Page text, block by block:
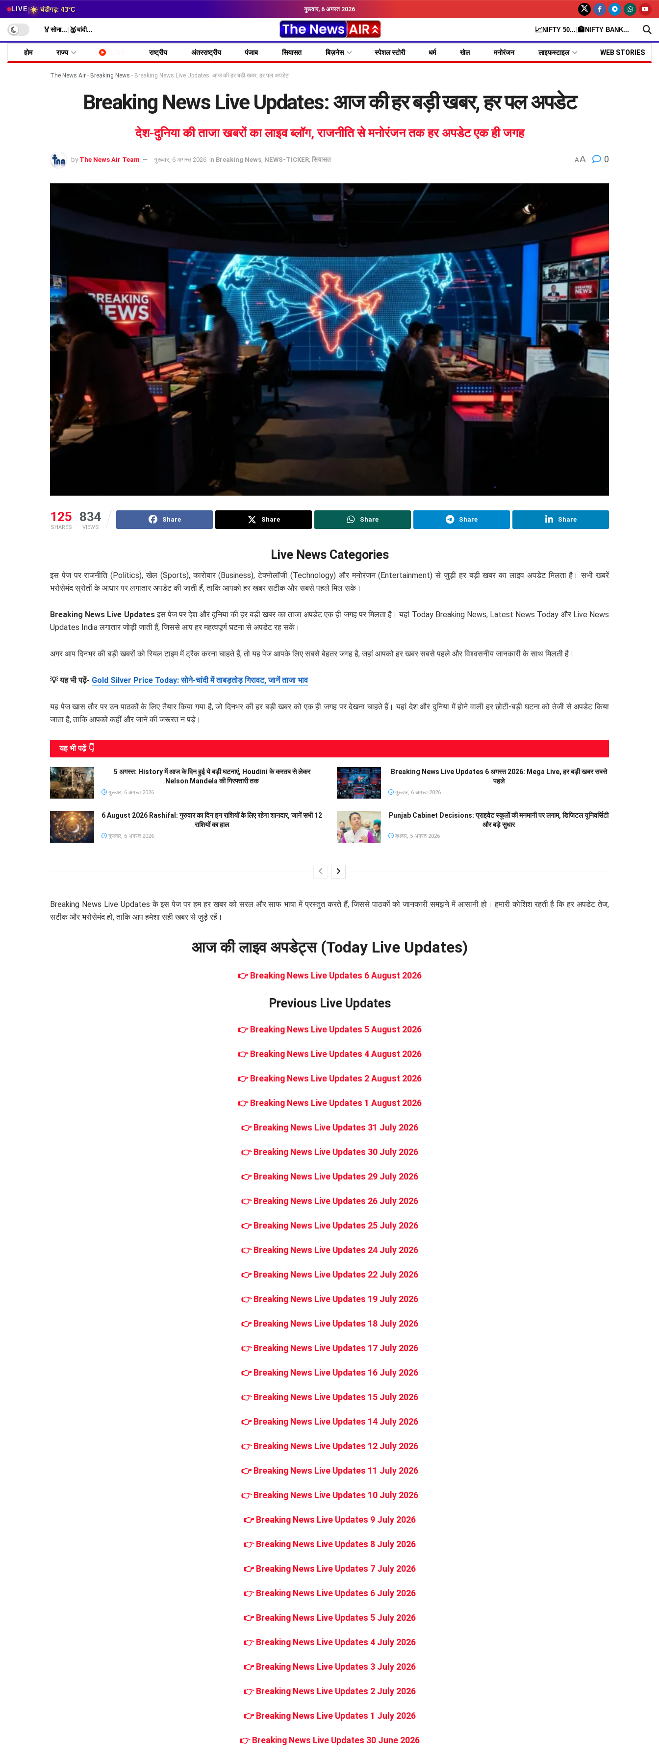
LIVE|☀️ चंडीगढ़: 43°C गुरूवार, 6 अगस्त 2026
🏅सोना... 🥈चांदी... 📈NIFTY 50... 🏦NIFTY BANK...
होम राज्य राष्ट्रीय अंतरराष्ट्रीय पंजाब सियासत बिज़नेस स्पेशल स्टोरी धर्म खेल मनोरंजन लाइफस्टाइल WEB STORIES
The News Air - Breaking News - Breaking News Live Updates: आज की हर बड़ी खबर, हर पल अपडेट
Breaking News Live Updates: आज की हर बड़ी खबर, हर पल अपडेट
देश-दुनिया की ताजा खबरों का लाइव ब्लॉग, राजनीति से मनोरंजन तक हर अपडेट एक ही जगह
by The News Air Team गुरूवार, 6 अगस्त 2026 in Breaking News NEWS-TICKER सियासत AA 0
125
SHARES
834
VIEWS
Share Share Share Share Share
Live News Categories
इस पेज पर राजनीति (Politics), खेल (Sports), कारोबार (Business), टेक्नोलॉजी (Technology) और मनोरंजन (Entertainment) से जुड़ी हर बड़ी खबर का लाइव अपडेट मिलता है। सभी खबरें
भरोसेमंद स्रोतों के आधार पर लगातार अपडेट की जाती हैं, ताकि आपको हर खबर सटीक और सबसे पहले मिल सके।
Breaking News Live Updatesइस पेज पर देश और दुनिया की हर बड़ी खबर का ताजा अपडेट एक ही जगह पर मिलता है। यहां Today Breaking News, Latest News Today और Live News
Updates India लगातार जोड़ी जाती हैं, जिससे आप हर महत्वपूर्ण घटना से अपडेट रह सकें।
अगर आप दिनभर की बड़ी खबरों को रियल टाइम में ट्रैक करना चाहते हैं, तो यह पेज आपके लिए सबसे बेहतर जगह है, जहां आपको हर खबर सबसे पहले और विश्वसनीय जानकारी के साथ मिलती है।
💡 यह भी पढ़ें- Gold Silver Price Today: सोने-चांदी में ताबड़तोड़ गिरावट, जानें ताजा भाव
यह पेज खास तौर पर उन पाठकों के लिए तैयार किया गया है, जो दिनभर की हर बड़ी खबर को एक ही जगह पर देखना चाहते हैं। यहां देश और दुनिया में होने वाली हर छोटी-बड़ी घटना को तेजी से अपडेट किया
जाता है, ताकि आपको कहीं और जाने की जरूरत न पड़े।
यह भी पढे़ं 👇
5 अगस्त: History में आज के दिन हुई ये बड़ी घटनाएं, Houdini के करतब से लेकर
Nelson Mandela की गिरफ्तारी तक
गुरूवार, 6 अगस्त 2026
Breaking News Live Updates 6 अगस्त 2026: Mega Live, हर बड़ी खबर सबसे
पहले
गुरूवार, 6 अगस्त 2026
6 August 2026 Rashifal: गुरुवार का दिन इन राशियों के लिए रहेगा शानदार, जानें सभी 12
राशियों का हाल
गुरूवार, 6 अगस्त 2026
Punjab Cabinet Decisions: प्राइवेट स्कूलों की मनमानी पर लगाम, डिजिटल यूनिवर्सिटी
और बड़े सुधार
बुधवार, 5 अगस्त 2026
Breaking News Live Updates के इस पेज पर हम हर खबर को सरल और साफ भाषा में प्रस्तुत करते हैं, जिससे पाठकों को जानकारी समझने में आसानी हो। हमारी कोशिश रहती है कि हर अपडेट तेज,
सटीक और भरोसेमंद हो, ताकि आप हमेशा सही खबर से जुड़े रहें।
आज की लाइव अपडेट्स (Today Live Updates)
👉 Breaking News Live Updates 6 August 2026
Previous Live Updates
👉 Breaking News Live Updates 5 August 2026
👉 Breaking News Live Updates 4 August 2026
👉 Breaking News Live Updates 2 August 2026
👉 Breaking News Live Updates 1 August 2026
👉 Breaking News Live Updates 31 July 2026
👉 Breaking News Live Updates 30 July 2026
👉 Breaking News Live Updates 29 July 2026
👉 Breaking News Live Updates 26 July 2026
👉 Breaking News Live Updates 25 July 2026
👉 Breaking News Live Updates 24 July 2026
👉 Breaking News Live Updates 22 July 2026
👉 Breaking News Live Updates 19 July 2026
👉 Breaking News Live Updates 18 July 2026
👉 Breaking News Live Updates 17 July 2026
👉 Breaking News Live Updates 16 July 2026
👉 Breaking News Live Updates 15 July 2026
👉 Breaking News Live Updates 14 July 2026
👉 Breaking News Live Updates 12 July 2026
👉 Breaking News Live Updates 11 July 2026
👉 Breaking News Live Updates 10 July 2026
👉 Breaking News Live Updates 9 July 2026
👉 Breaking News Live Updates 8 July 2026
👉 Breaking News Live Updates 7 July 2026
👉 Breaking News Live Updates 6 July 2026
👉 Breaking News Live Updates 5 July 2026
👉 Breaking News Live Updates 4 July 2026
👉 Breaking News Live Updates 3 July 2026
👉 Breaking News Live Updates 2 July 2026
👉 Breaking News Live Updates 1 July 2026
👉 Breaking News Live Updates 30 June 2026